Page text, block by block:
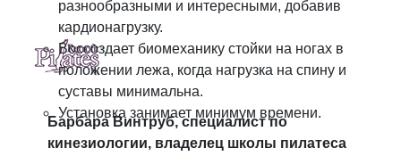
разнообразными и интересными, добавив
кардионагрузку.
Воссоздает биомеханику стойки на ногах в
положении лежа, когда нагрузка на спину и
суставы минимальна.
Установка занимает минимум времени.
Барбара Винтруб, специалист по
кинезиологии, владелец школы пилатеса